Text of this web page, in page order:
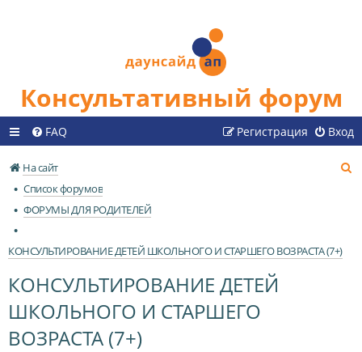
Консультативный форум
FAQ Вход
Регистрация
На сайт
Список форумов
ФОРУМЫ ДЛЯ РОДИТЕЛЕЙ
КОНСУЛЬТИРОВАНИЕ ДЕТЕЙ ШКОЛЬНОГО И СТАРШЕГО ВОЗРАСТА (7+)
КОНСУЛЬТИРОВАНИЕ ДЕТЕЙ
ШКОЛЬНОГО И СТАРШЕГО
ВОЗРАСТА (7+)